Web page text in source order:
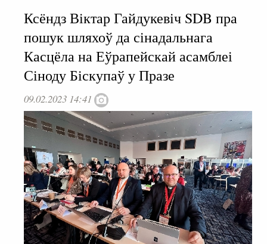
Ксёндз Віктар Гайдукевіч SDB пра
пошук шляхоў да сінадальнага
Касцёла на Еўрапейскай асамблеі
Сіноду Біскупаў у Празе
09.02.2023 14:41